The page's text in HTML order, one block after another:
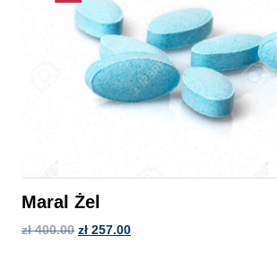
Maral Żel
zł400.00 zł 257.00